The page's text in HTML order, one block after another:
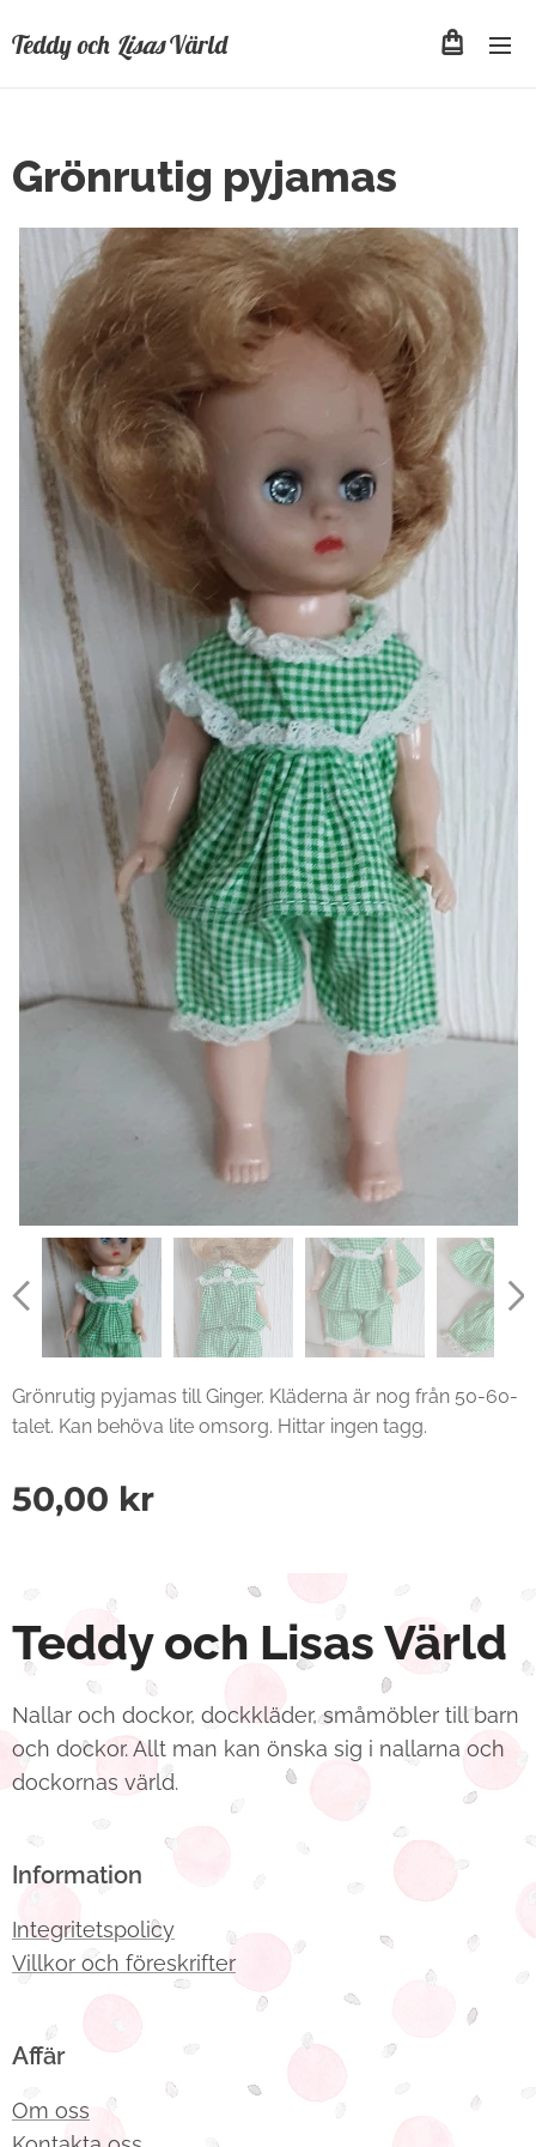
Teddy och LisasVärld
Grönrutig pyjamas
Grönrutig pyjamas till Ginger. Kläderna är nog från 50-60-
talet. Kan behöva lite omsorg. Hittar ingen tagg.
50,00 kr
Teddy och Lisas Värld
Nallar och dockor, dockkläder, småmöbler till barn
och dockor. Allt man kan önska sig i nallarna och
dockornas värld.
Information
Integritetspolicy
Villkor och föreskrifter
Affär
Om oss